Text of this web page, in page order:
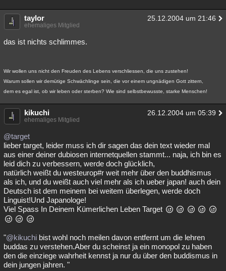
taylor 25.12.2004 um 21:46
ehemaliges Mitglied
das ist nichts schlimmes.
Wir wollen uns nicht den Freuden des Lebens verschliessen, die uns zustehen!
Warum sollen wir demütige Schwächlinge sein, die vor einem ungnädigen Gott zittern,
dem es egal ist, ob wir leben oder sterben? Wie sind selbstbewusste, starke Menschen!
kikuchi 26.12.2004 um 05:39
ehemaliges Mitglied
@target
lieber target, leider muss ich dir sagen das dein text wieder mal
aus einer deiner dubiosen internetquellen stammt... naja, ich bin es
leid dich zu verbessern, werde doch glücklich,
natürlich weißt du westeurop#r weit mehr über den buddhismus
als ich, und du weißt auch viel mehr als ich ueber japan! auch dein
Deutsch ist dem meinem bei weitem überlegen, werde doch
Linguist!Und Japanologe!
Viel Spass In Deinem Kümerlichen Leben Target
"@kikuchi bist wohl noch meilen davon entfernt um die lehren
buddas zu verstehen.Aber du scheinst ja ein monopol zu haben
den die einziege wahrheit kennst ja nur du über den buddismus in
dein jungen jahren. "